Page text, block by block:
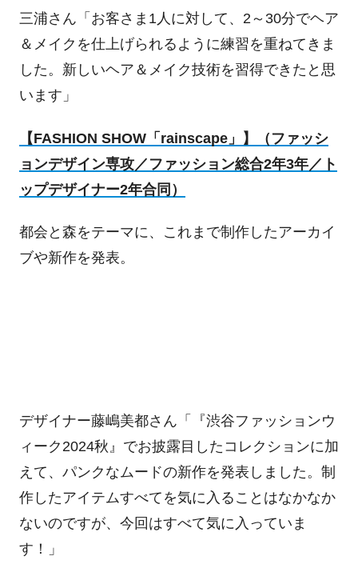
三浦さん「お客さま 1人に対して、 2～ 30分でヘア
＆メイクを仕上げられるように練習を重ねてきま
した。新しいヘア＆メイク技術を習得できたと思
います」
【FASHION SHOW「 rainscape」】（ファッシ
ョンデザイン専攻／ファッション総合2年3年／ト
ップデザイナー2年合同）
都会と森をテーマに、これまで制作したアーカイ
ブや新作を発表。
デザイナー藤嶋美都さん「『渋谷ファッションウ
ィーク 2024秋』でお披露目したコレクションに加
えて、パンクなムードの新作を発表しました。制
作したアイテムすべてを気に入ることはなかなか
ないのですが、今回はすべて気に入っていま
す！」